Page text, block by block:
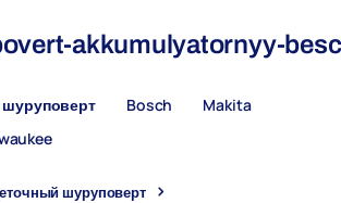
akkumulyatornyy-
Bosch
Makita
шуруповерт